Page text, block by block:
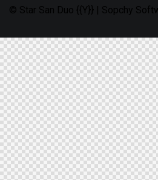
© Star San Duo {{Y}} | Sopchy